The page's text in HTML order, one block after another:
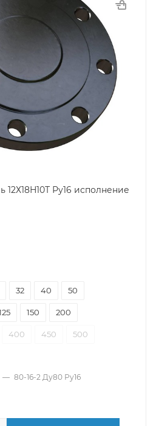
12Х18Н10Т Ру16 исполнение
32 40 50
150 200
400 450 500
— 80-16-2 Ду80 Ру16